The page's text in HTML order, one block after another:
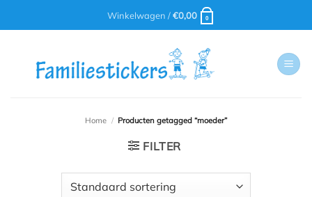
Winkelwagen /€0,00 0
Home / Producten getagged “moeder”
FILTER